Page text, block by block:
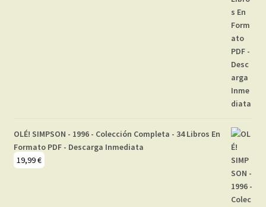
OLÉ! SIMPSON - 1996 - Colección Completa - 34 Libros En
Formato PDF - Descarga Inmediata
19,99€